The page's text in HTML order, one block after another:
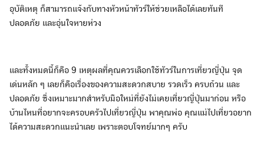
อุบัติเหตุ ก็สามารถแจ้งกับทางหัวหน้าทัวร์ให้ช่วยเหลือได้เลยทันที
ปลอดภัย และอุ่นใจหายห่วง
และทั้งหมดนี้ก็คือ 9 เหตุผลที่คุณควรเลือกใช้ทัวร์ในการเที่ยวญี่ปุ่น จุด
เด่นหลัก ๆ เลยก็คือเรื่องของความสะดวกสบาย รวดเร็ว ครบถ้วน และ
ปลอดภัย ซึ่งเหมาะมากสำหรับมือใหม่ที่ยังไม่เคยเที่ยวญี่ปุ่นมาก่อน หรือ
บ้านไหนที่อยากจะครอบครัวไปเที่ยวญี่ปุ่น พาคุณพ่อ คุณแม่ไปเที่ยวอยาก
ได้ความสะดวกแนะนำเลย เพราะตอบโจทย์มากๆ ครับ